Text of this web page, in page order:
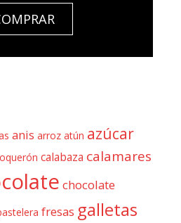
anis arroz atún azúcar
calabaza calamares
chocolate
fresas galletas